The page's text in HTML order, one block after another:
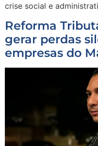
crise social e
Reforma
gerar perdas
empresas do